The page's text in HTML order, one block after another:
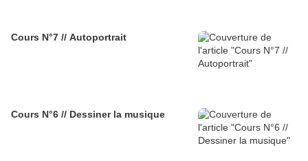
Cours N°7 // Autoportrait
Cours N°6 // Dessiner la musique